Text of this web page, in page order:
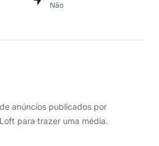
Não
anúncios publicados por
para trazer uma média.